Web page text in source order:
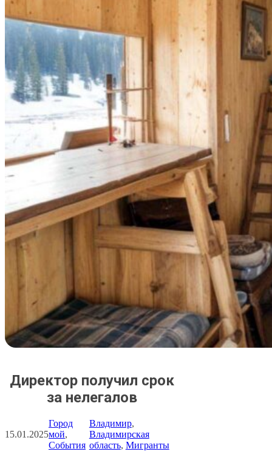
Директор получил срок
за нелегалов
15.01.2025
Город
мой
События
Владимир
Владимирская
область, Мигранты